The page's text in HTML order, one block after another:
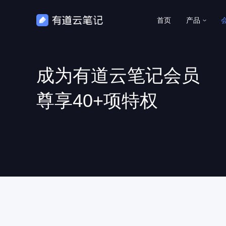
首页 产品
成为有道云笔记会员
尊享40+项特权